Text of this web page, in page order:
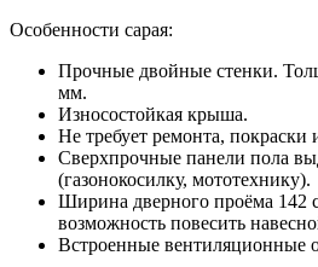
Особенности сарая:
Прочные двойные стенки.
мм.
Износостойкая крыша.
Не требует ремонта, покраски
Сверхпрочные панели пола
(газонокосилку, мототехнику).
Ширина дверного проёма 142
возможность повесить
Встроенные вентиляционные